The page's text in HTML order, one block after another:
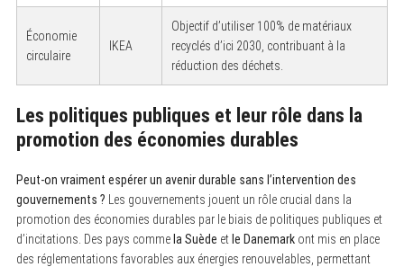
Économie
circulaire
IKEA
Objectif d’utiliser 100% de matériaux
recyclés d’ici 2030, contribuant à la
réduction des déchets.
Les politiques publiques et leur rôle dans la
promotion des économies durables
Peut-on vraiment espérer un avenir durable sans l’intervention des
gouvernements ? Les gouvernements jouent un rôle crucial dans la
promotion des économies durables par le biais de politiques publiques et
d’incitations. Des pays comme la Suède et le Danemarkont mis en place
des réglementations favorables aux énergies renouvelables, permettant